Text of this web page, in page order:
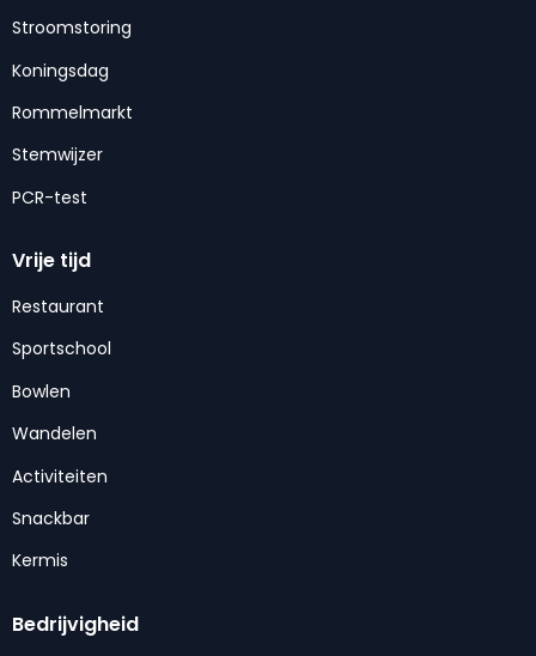
Stroomstoring
Koningsdag
Rommelmarkt
Stemwijzer
PCR-test
Vrije tijd
Restaurant
Sportschool
Bowlen
Wandelen
Activiteiten
Snackbar
Kermis
Bedrijvigheid